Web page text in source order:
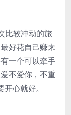
较冲动的旅
好花自己赚来
一个可以牵手
不爱你，不重
心就好。